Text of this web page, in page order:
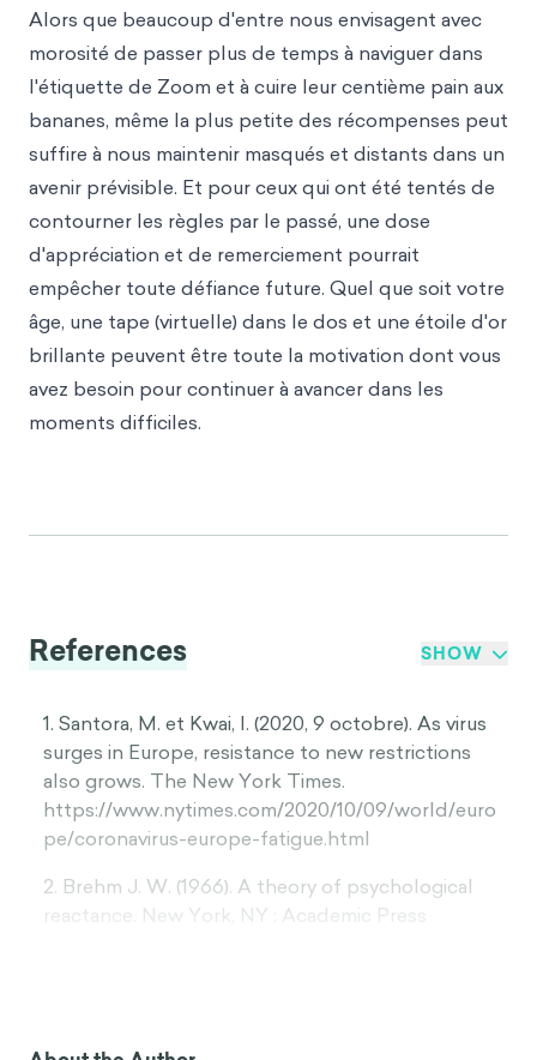
Alors que beaucoup d'entre nous envisagent avec
morosité de passer plus de temps à naviguer dans
l'étiquette de Zoom et à cuire leur centième pain aux
bananes, même la plus petite des récompenses peut
suffire à nous maintenir masqués et distants dans un
avenir prévisible. Et pour ceux qui ont été tentés de
contourner les règles par le passé, une dose
d'appréciation et de remerciement pourrait
empêcher toute défiance future. Quel que soit votre
âge, une tape (virtuelle) dans le dos et une étoile d'or
brillante peuvent être toute la motivation dont vous
avez besoin pour continuer à avancer dans les
moments difficiles.
References SHOW
1. Santora, M. et Kwai, I. (2020, 9 octobre). As virus
surges in Europe, resistance to new restrictions
also grows. The New York Times.
https://www.nytimes.com/2020/10/09/world/euro
pe/coronavirus-europe-fatigue.html
2. Brehm J. W. (1966). A theory of psychological
reactance. New York, NY : Academic Press
Psychologie, 223(4), 2015-214.